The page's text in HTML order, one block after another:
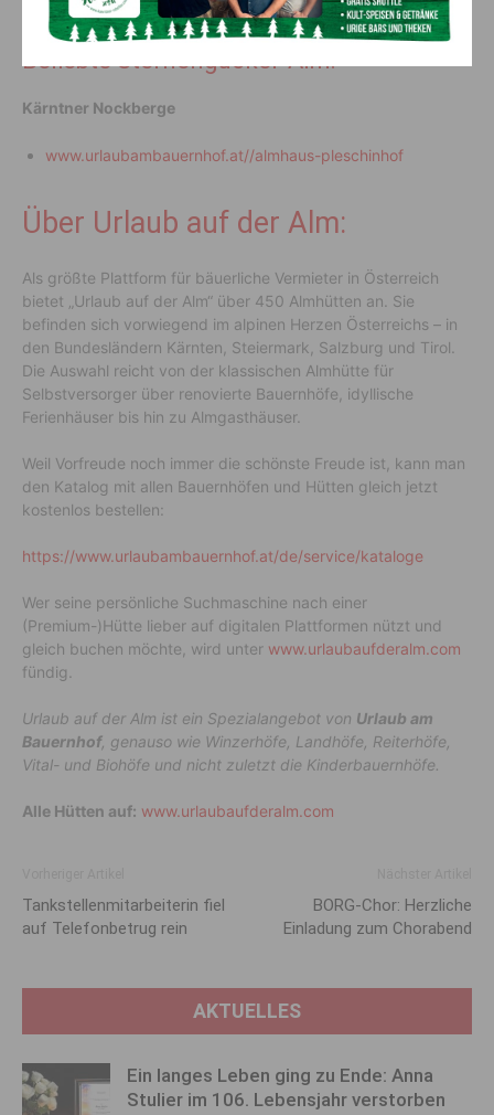
Beliebte Sternengucker-Alm:
Kärntner Nockberge
www.urlaubambauernhof.at//almhaus-pleschinhof
Über Urlaub auf der Alm:
Als größte Plattform für bäuerliche Vermieter in Österreich
bietet „Urlaub auf der Alm“ über 450 Almhütten an. Sie
befinden sich vorwiegend im alpinen Herzen Österreichs – in
den Bundesländern Kärnten, Steiermark, Salzburg und Tirol.
Die Auswahl reicht von der klassischen Almhütte für
Selbstversorger über renovierte Bauernhöfe, idyllische
Ferienhäuser bis hin zu Almgasthäuser.
Weil Vorfreude noch immer die schönste Freude ist, kann man
den Katalog mit allen Bauernhöfen und Hütten gleich jetzt
kostenlos bestellen:
https://www.urlaubambauernhof.at/de/service/kataloge
Wer seine persönliche Suchmaschine nach einer
(Premium-)Hütte lieber auf digitalen Plattformen nützt und
gleich buchen möchte, wird unter www.urlaubaufderalm.com
fündig.
Urlaub auf der Alm ist ein Spezialangebot von Urlaub am
Bauernhof, genauso wie Winzerhöfe, Landhöfe, Reiterhöfe,
Vital- und Biohöfe und nicht zuletzt die Kinderbauernhöfe.
Alle Hütten auf: www.urlaubaufderalm.com
Tankstellenmitarbeiterin fiel
auf Telefonbetrug rein
BORG-Chor: Herzliche
Einladung zum Chorabend
AKTUELLES
Ein langes Leben ging zu Ende: Anna
Stulier im 106. Lebensjahr verstorben